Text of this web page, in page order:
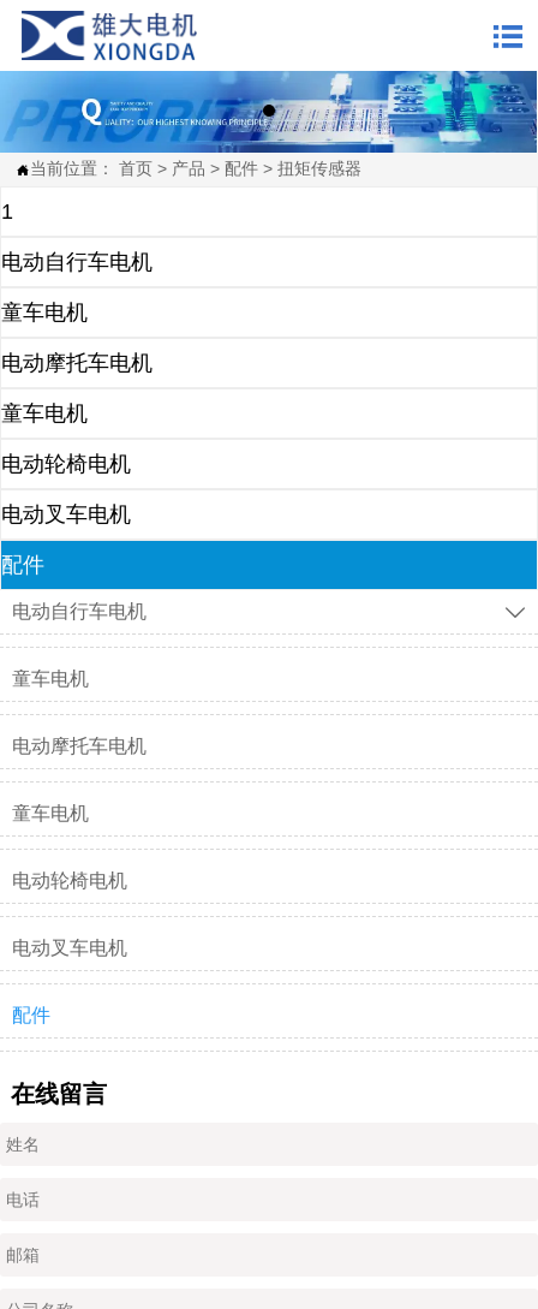

当前位置：首页 > 产品 >配件 >扭矩传感器
1
电动自行车电机
童车电机
电动摩托车电机
童车电机
电动轮椅电机
电动叉车电机
配件
电动自行车电机 
童车电机
电动摩托车电机
童车电机
电动轮椅电机
电动叉车电机
配件
在线留言